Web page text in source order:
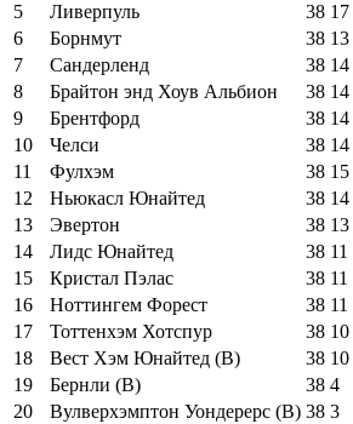
5
Ливерпуль 38 17
6
Борнмут 38 13
7
Сандерленд 38 14
8
Брайтон энд Хоув Альбион 38 14
9
Брентфорд 38 14
10
Челси 38 14
11
Фулхэм 38 15
12
Ньюкасл Юнайтед 38 14
13
Эвертон 38 13
14
Лидс Юнайтед 38 11
15
Кристал Пэлас 38 11
16
Ноттингем Форест 38 11
17
Тоттенхэм Хотспур 38 10
18
Вест Хэм Юнайтед (В) 38 10
19
Бернли (В) 38 4
20
Вулверхэмптон Уондерерс (В) 38 3